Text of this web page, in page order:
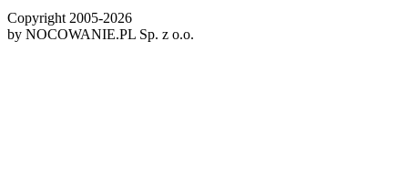
Copyright 2005-2026
by NOCOWANIE.PL Sp. z o.o.